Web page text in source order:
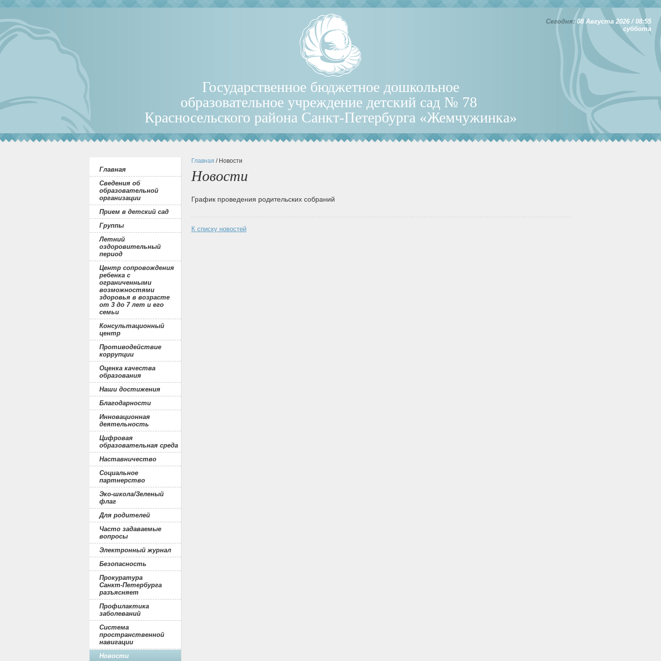
Главная
Сведения об
образовательной
организации
Прием в детский сад
Группы
Летний
оздоровительный
период
Центр сопровождения
ребенка с
ограниченными
возможностями
здоровья в возрасте
от 3 до 7 лет и его
семьи
Консультационный
центр
Противодействие
коррупции
Оценка качества
образования
Наши достижения
Благодарности
Инновационная
деятельность
Цифровая
образовательная среда
Наставничество
Социальное
партнерство
Эко-школа/Зеленый
флаг
Для родителей
Часто задаваемые
вопросы
Электронный журнал
Безопасность
Прокуратура
Санкт-Петербурга
разъясняет
Профилактика
заболеваний
Система
пространственной
навигации
Новости
Главная / Новости
Новости
График проведения родительских собраний
К списку новостей
Государственное бюджетное дошкольное
образовательное учреждение детский сад № 78
Красносельского района Санкт-Петербурга «Жемчужинка»
Сегодня:08 Августа 2026 / 08:55
суббота